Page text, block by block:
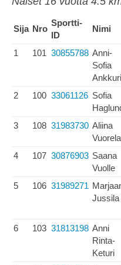
Sija Nro
Sportti-
ID
Nimi
1 101 30855788 Anni-
Sofia
Ankkuri
2 100 33061126 Sofia
3 108 31983730 Aliina
Vuorela
4 107 30876903 Saana
Vuolle
5 106 31989271
Jussila
6 103 31813198 Anni
Rinta-
Keturi